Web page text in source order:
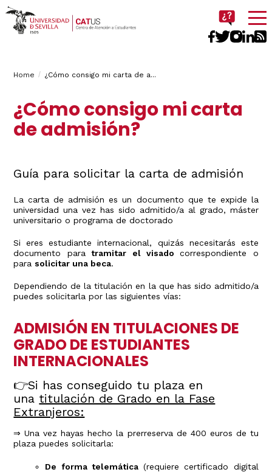
Imagen
Breadcrumbs
You
here:
Home ¿Cómo consigo mi carta de a...
¿Cómo consigo mi carta
de admisión?
Guía para solicitar la carta de admisión
La carta de admisión es un documento que te expide la
universidad una vez has sido admitido/a al grado, máster
universitario o programa de doctorado
Si eres estudiante internacional, quizás necesitarás este
documento para tramitar el visadocorrespondiente o
para solicitar una beca.
Dependiendo de la titulación en la que has sido admitido/a
puedes solicitarla por las siguientes vías:
ADMISIÓN EN TITULACIONES DE
GRADO DE ESTUDIANTES
INTERNACIONALES
👉Si has conseguido tu plaza en
una titulación de Grado en la Fase
Extranjeros:
⇒ Una vez hayas hecho la prerreserva de 400 euros de tu
plaza puedes solicitarla:
De forma telemática(requiere certificado digital